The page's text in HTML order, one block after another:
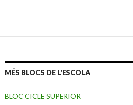
MÉS BLOCS DE L'ESCOLA
BLOC CICLE SUPERIOR